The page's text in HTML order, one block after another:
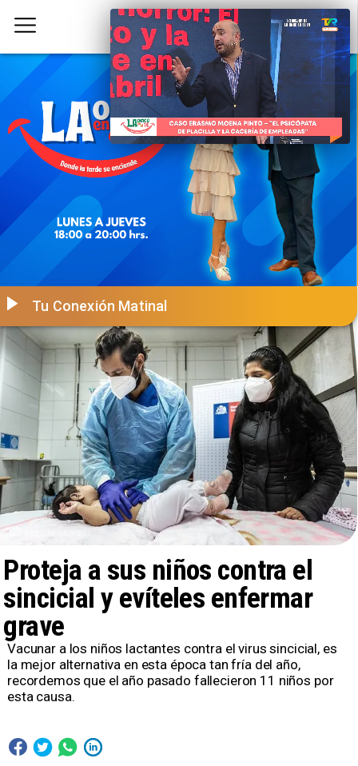
Proteja a sus niños contra el
sincicial y evíteles enfermar
grave
Tu Conexión Matinal
Vacunar a los niños lactantes contra el virus sincicial, es
la mejor alternativa en esta época tan fría del año,
recordemos que el año pasado fallecieron 11 niños por
esta causa.